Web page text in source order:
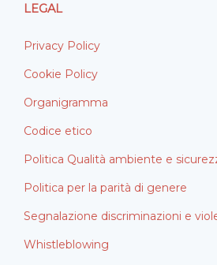
LEGAL
Privacy Policy
Cookie Policy
Organigramma
Codice etico
Politica Qualità ambiente e
Politica per la parità di genere
Segnalazione discriminazioni e
Whistleblowing